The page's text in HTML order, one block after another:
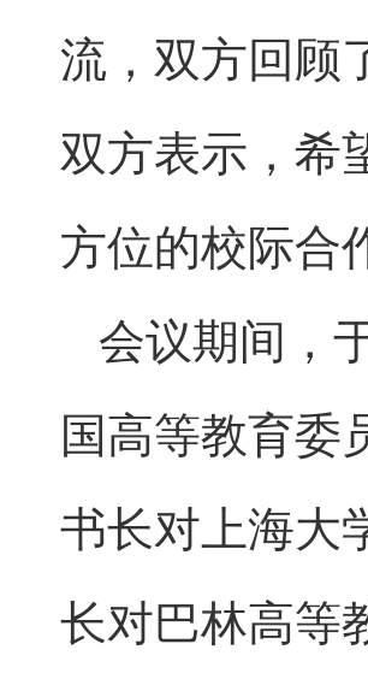
流，双方回顾
双方表示，希
方位的校际合
会议期间，
国高等教育委
书长对上海大
长对巴林高等